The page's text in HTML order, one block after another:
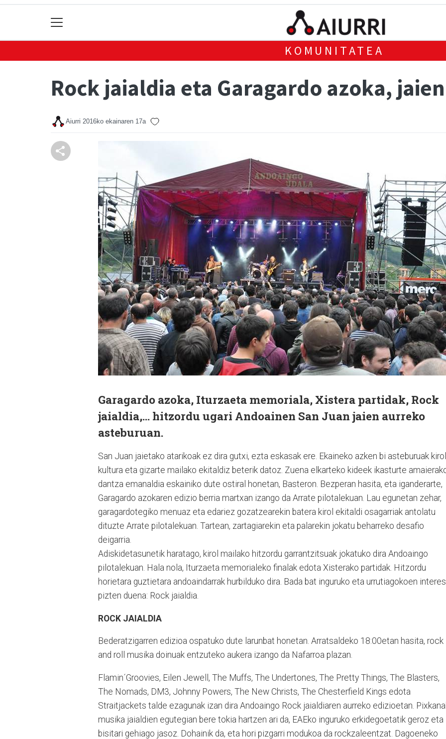
KOMUNITATEA
Rock jaialdia eta Garagardo azoka,
Aiurri 2016ko ekainaren 17a
Garagardo azoka, Iturzaeta memoriala, Xistera partidak, Rock
jaialdia,... hitzordu ugari Andoainen San Juan jaien aurreko
asteburuan.
San Juan jaietako atarikoak ez dira gutxi, ezta eskasak ere. Ekaineko azken bi asteburuak
kultura eta gizarte mailako ekitaldiz beterik datoz. Zuena elkarteko kideek ikasturte
dantza emanaldia eskainiko dute ostiral honetan, Basteron. Bezperan hasita, eta iganderarte,
Garagardo azokaren edizio berria martxan izango da Arrate pilotalekuan. Lau egunetan zehar,
garagardotegiko menuaz eta edariez gozatzearekin batera kirol ekitaldi osagarriak antolatu
dituzte Arrate pilotalekuan. Tartean, zartagiarekin eta palarekin jokatu beharreko desafio
deigarria.
Adiskidetasunetik haratago, kirol mailako hitzordu garrantzitsuak jokatuko dira Andoaingo
pilotalekuan. Hala nola, Iturzaeta memorialeko finalak edota Xisterako partidak. Hitzordu
horietara guztietara andoaindarrak hurbilduko dira. Bada bat inguruko eta urrutiagokoen
pizten duena: Rock jaialdia.
ROCK JAIALDIA
Bederatzigarren edizioa ospatuko dute larunbat honetan. Arratsaldeko 18:00etan hasita, rock
and roll musika doinuak entzuteko aukera izango da Nafarroa plazan.
Flamin´Groovies, Eilen Jewell, The Muffs, The Undertones, The Pretty Things, The Blasters,
The Nomads, DM3, Johnny Powers, The New Christs, The Chesterfield Kings edota
Straitjackets talde ezagunak izan dira Andoaingo Rock jaialdiaren aurreko edizioetan.
musika jaialdien egutegian bere tokia hartzen ari da, EAEko inguruko erkidegoetatik geroz eta
bisitari gehiago jasoz. Dohainik da, eta hori pizgarri modukoa da rockzaleentzat. Dagoeneko